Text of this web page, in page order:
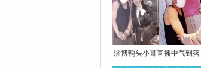
淄博鸭头小哥直播中气到落
泪